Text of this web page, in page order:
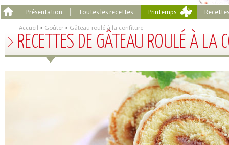
Présentation Toutes les recettes Printemps
Accueil > Goûter > Gâteau roulé à la confiture
RECETTES DE GÂTEAU ROULÉ À LA